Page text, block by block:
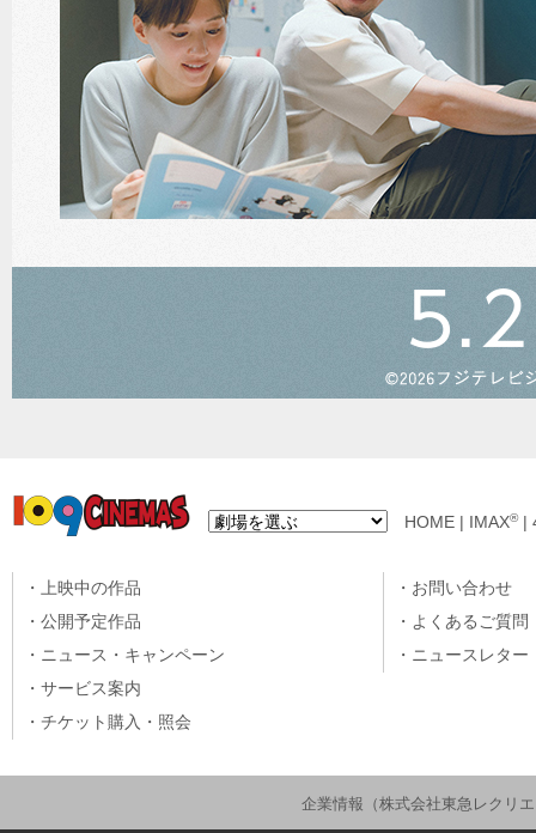
HOME IMAX®|
上映中の作品
公開予定作品
ニュース・キャンペーン
サービス案内
チケット購入・照会
お問い合わせ
よくあるご質問
ニュースレター
企業情報（株式会社東急レクリ